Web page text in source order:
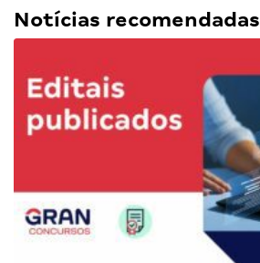
Notícias recomendadas